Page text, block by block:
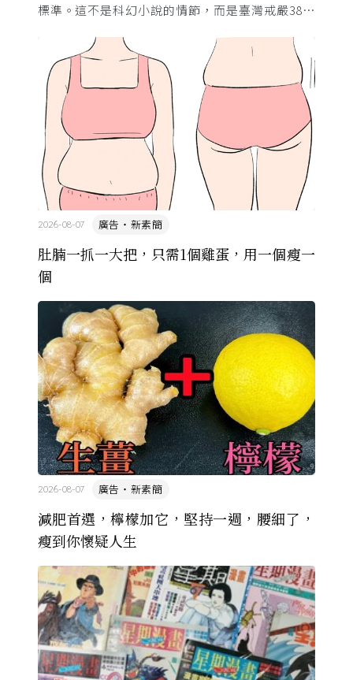
標準。這不是科幻小說的情節，而是臺灣戒嚴38年
嚴令，這段歷 ...
肚腩一抓一大把，只需1個雞蛋，用一個瘦一
個
廣告・新素簡
2026-08-07
減肥首選，檸檬加它，堅持一週，腰細了，
瘦到你懷疑人生
廣告・新素簡
2026-08-07